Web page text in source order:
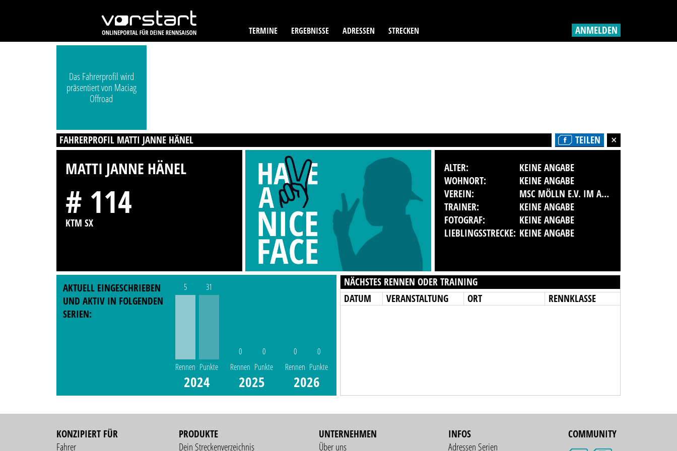
TERMINE ERGEBNISSE ADRESSEN STRECKEN ANMELDEN
Das Fahrerprofil wird
präsentiert von Maciag
Offroad
FAHRERPROFIL MATTI JANNE HÄNEL TEILEN
MATTI JANNE HÄNEL
# 114
KTM SX
ALTER:
KEINE ANGABE
WOHNORT:
KEINE ANGABE
VEREIN:
MSC MÖLLN E.V. IM ADAC
TRAINER:
KEINE ANGABE
FOTOGRAF:
KEINE ANGABE
LIEBLINGSSTRECKE: KEINE ANGABE
AKTUELL EINGESCHRIEBEN
UND AKTIV IN FOLGENDEN
SERIEN:
5
Rennen
31
Punkte
2024
0
Rennen
0
Punkte
2025
0
Rennen
0
Punkte
2026
NÄCHSTES RENNEN ODER TRAINING
DATUM
VERANSTALTUNG ORT RENNKLASSE
KONZIPIERT FÜR
Fahrer
PRODUKTE
Dein Streckenverzeichnis
UNTERNEHMEN
Über uns
INFOS
Adressen Serien
COMMUNITY